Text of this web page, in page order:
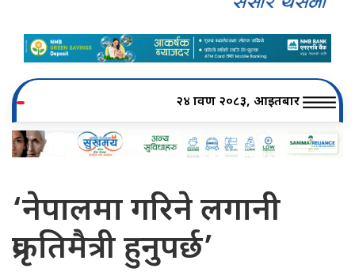
२४ श्रावण २०८३, आइतबार
‘नेपालमा गरिने लगानी
प्रकृतिमैत्री हुनुपर्छ’